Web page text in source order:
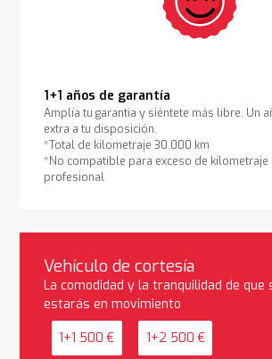
1+1 años de garantía
Amplía tu garantía y siéntete más libre. Un
extra a tu disposición.
*Total de kilometraje 30.000 km
*No compatible para exceso de kilometraje
profesional
Vehículo de cortesía
La comodidad y la tranquilidad de que
estarás en movimiento
1+1 500 € 1+2 500 €